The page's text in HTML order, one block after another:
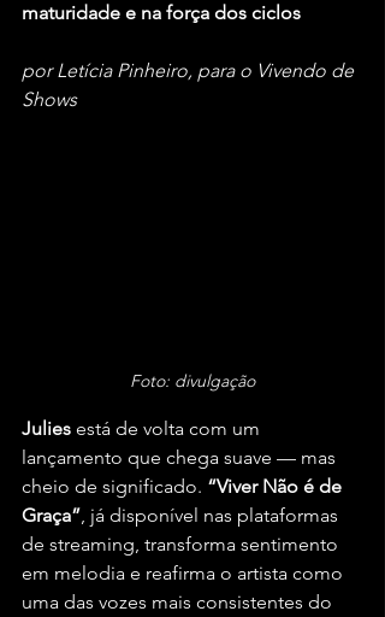
maturidade e na força dos ciclos
por Letícia Pinheiro, para o Vivendo de
Shows
Foto: divulgação
Julies está de volta com um
lançamento que chega suave — mas
cheio de significado. “Viver Não é de
Graça” , já disponível nas plataformas
de streaming, transforma sentimento
em melodia e reafirma o artista como
uma das vozes mais consistentes do